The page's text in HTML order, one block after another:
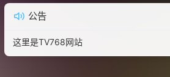
公告
这里是TV768网站